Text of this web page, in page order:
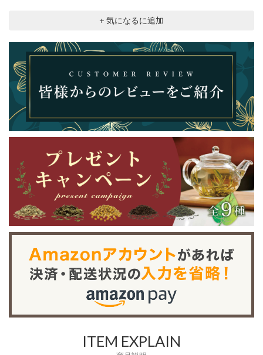
+ 気になるに追加
ITEM EXPLAIN